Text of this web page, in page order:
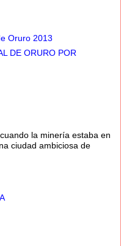
Oruro 2013
DE ORURO POR
la minería estaba en
ciudad ambiciosa de